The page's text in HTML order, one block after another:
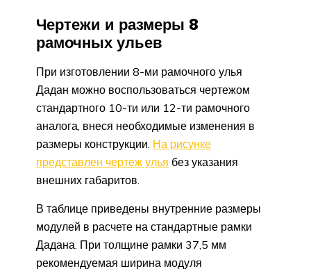
Чертежи и размеры 8
рамочных ульев
При изготовлении 8-ми рамочного улья
Дадан можно воспользоваться чертежом
стандартного 10-ти или 12-ти рамочного
аналога, внеся необходимые изменения в
размеры конструкции. На рисунке
представлен чертеж улья без указания
внешних габаритов.
В таблице приведены внутренние размеры
модулей в расчете на стандартные рамки
Дадана. При толщине рамки 37,5 мм
рекомендуемая ширина модуля